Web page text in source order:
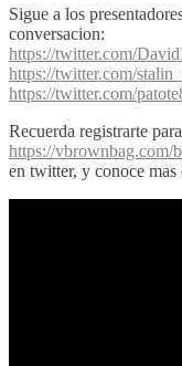
Sigue a los
conversacion:
https://twitter.com/
https://twitter.com/
https://twitter.com/
Recuerda registrarte
https://vbrownbag.com/
en twitter, y conoce